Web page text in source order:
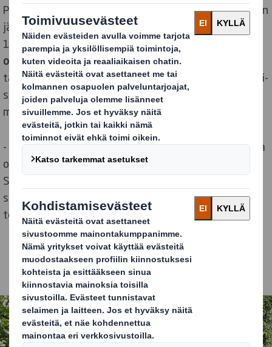
Puutarha-alan uusimpiin tuuliin päästään tutustumaan
jälleen tänä vuonnaLepaan puutarhanäyttelyssä17.–
19. elokuuta. MyösDS Smith on mukana
osastollaan U87, missä paikalla on kaikkina
tapahtumapäivinä Länsi-Suomen myynnistä sekä hevi-
sektorista vastaava myyntipäällikkö Ville Laiho ja
muita tuttuja kasvoja DS Smithiltä.
- Olemme totta kai mukana tänäkin vuonna, sillä Lepaa
on merkittävin hevi-sektorin tapahtuma Suomessa.
Siellä tapaa nykyisiä ja tulevia asiakkaita ja kuulee
suoraan heiltä pakkauksiin liittyvistä tarpeista ja
toiveista, Laiho kertoo.